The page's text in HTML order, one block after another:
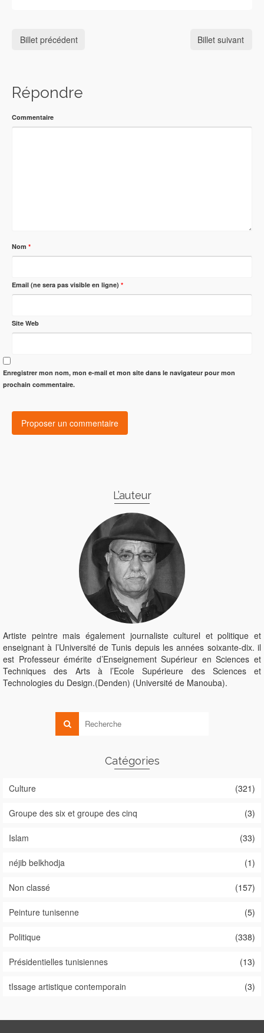
Billet précédent Billet suivant
Répondre
Commentaire
Nom *
Email (ne sera pas visible en ligne) *
Site Web
Enregistrer mon nom, mon e-mail et mon site dans le navigateur pour mon
prochain commentaire.
L’auteur
Artiste peintre mais également journaliste culturel et politique et
enseignant à l’Université de Tunis depuis les années soixante-dix. il
est Professeur émérite d’Enseignement Supérieur en Sciences et
Techniques des Arts à l’Ecole Supérieure des Sciences et
Technologies du Design.(Denden) (Université de Manouba).
Catégories
Culture (321)
Groupe des six et groupe des cinq (3)
Islam (33)
néjib belkhodja (1)
Non classé (157)
Peinture tunisenne (5)
Politique (338)
Présidentielles tunisiennes (13)
tIssage artistique contemporain (3)